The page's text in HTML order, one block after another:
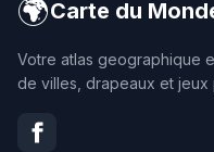
🌍Carte du
Votre atlas geographique
de villes, drapeaux et jeux